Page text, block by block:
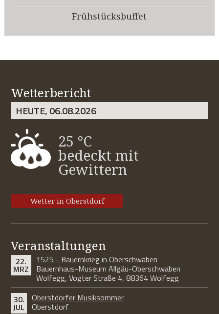
Frühstücksbuffet
Wetterbericht
HEUTE, 06.08.2026
25 °C
bedeckt mit
Gewittern
Wetter in Oberstdorf
Veranstaltungen
22.
MRZ
1525 - Bauernkrieg in Oberschwaben
Bauernhaus-Museum Allgäu-Oberschwaben
Wolfegg, Vogter Straße 4, 88364 Wolfegg
30.
JUL
Oberstdorfer Musiksommer
Oberstdorf